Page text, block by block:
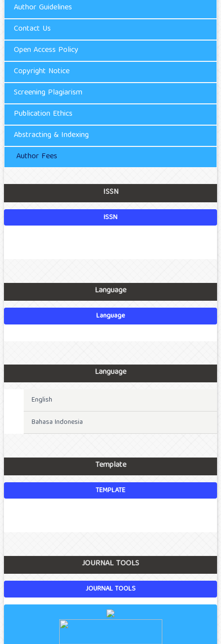
Author Guidelines
Contact Us
Open Access Policy
Copyright Notice
Screening Plagiarism
Publication Ethics
Abstracting & Indexing
Author Fees
ISSN
ISSN
Language
Language
Language
English
Bahasa Indonesia
Template
TEMPLATE
JOURNAL TOOLS
JOURNAL TOOLS